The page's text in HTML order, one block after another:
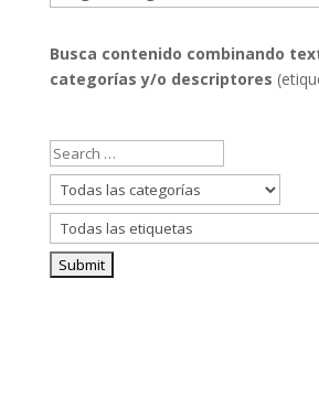
por
Busca contenido combinando
categorías y/o descriptores